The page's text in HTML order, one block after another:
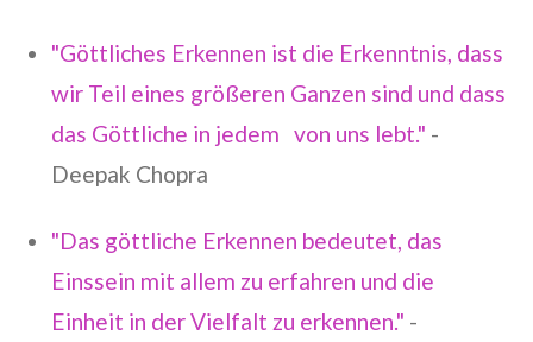
"Göttliches Erkennen ist die Erkenntnis, dass
wir Teil eines größeren Ganzen sind und dass
das Göttliche in jedem von uns lebt." -
Deepak Chopra
"Das göttliche Erkennen bedeutet, das
Einssein mit allem zu erfahren und die
Einheit in der Vielfalt zu erkennen." -